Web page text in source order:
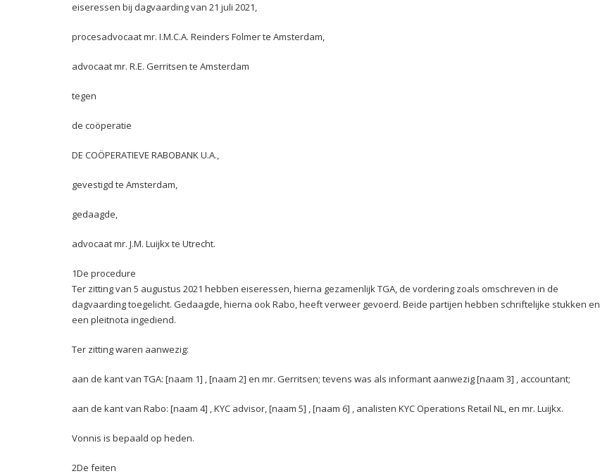
eiseressen bij dagvaarding van 21 juli 2021,
procesadvocaat mr. I.M.C.A. Reinders Folmer te Amsterdam,
advocaat mr. R.E. Gerritsen te Amsterdam
tegen
de coöperatie
DE COÖPERATIEVE RABOBANK U.A.,
gevestigd te Amsterdam,
gedaagde,
advocaat mr. J.M. Luijkx te Utrecht.
1De procedure
Ter zitting van 5 augustus 2021 hebben eiseressen, hierna gezamenlijk TGA, de vordering zoals omschreven in de
dagvaarding toegelicht. Gedaagde, hierna ook Rabo, heeft verweer gevoerd. Beide partijen hebben schriftelijke stukken en
een pleitnota ingediend.
Ter zitting waren aanwezig:
aan de kant van TGA: [naam 1] , [naam 2] en mr. Gerritsen; tevens was als informant aanwezig [naam 3] , accountant;
aan de kant van Rabo: [naam 4] , KYC advisor, [naam 5] , [naam 6] , analisten KYC Operations Retail NL, en mr. Luijkx.
Vonnis is bepaald op heden.
2De feiten